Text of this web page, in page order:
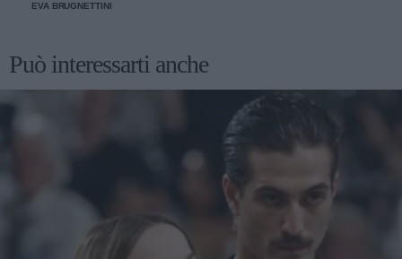
EVA BRUGNETTINI
Può interessarti anche